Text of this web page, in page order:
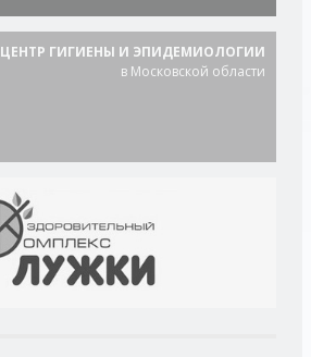
ЦЕНТР ГИГИЕНЫ И ЭПИДЕМИОЛОГИИ
в Московской области